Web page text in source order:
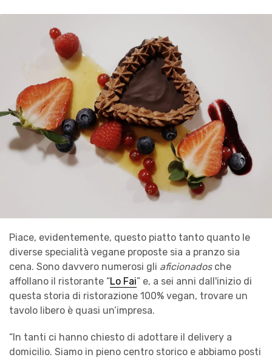
Piace, evidentemente, questo piatto tanto quanto le
diverse specialità vegane proposte sia a pranzo sia
cena. Sono davvero numerosi gli aficionados che
affollano il ristorante “Lo Fai” e, a sei anni dall'inizio di
questa storia di ristorazione 100% vegan, trovare un
tavolo libero è quasi un’impresa.
“In tanti ci hanno chiesto di adottare il delivery a
domicilio. Siamo in pieno centro storico e abbiamo posti